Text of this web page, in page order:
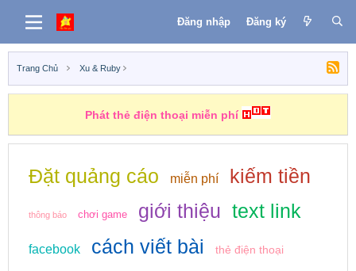
Đăng nhập Đăng ký
Trang Chủ Xu & Ruby
Những nhiệm vụ kiếm tiền
Đặt quảng cáo miễn phí kiếm tiền
thông báo chơi game giới thiệu text link
facebook cách viết bài thẻ điện thoại